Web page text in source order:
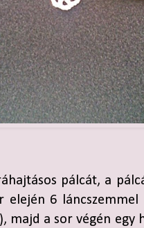
pálcát, a
elején 6
majd a sor végén